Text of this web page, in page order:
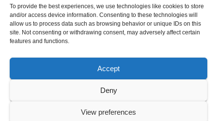
To provide the best experiences, we use technologies like cookies to store
and/or access device information. Consenting to these technologies will
allow us to process data such as browsing behavior or unique IDs on this
site. Not consenting or withdrawing consent, may adversely affect certain
features and functions.
Accept
Deny
View preferences
Mangal Media News
हर खबर पर नजर